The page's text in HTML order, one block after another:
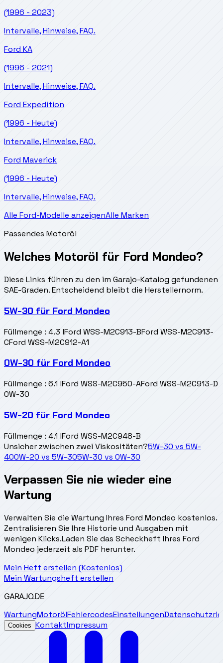
(1996 - 2023)
Intervalle, Hinweise, FAQ.
Ford KA
(1996 - 2021)
Intervalle, Hinweise, FAQ.
Ford Expedition
(1996 - Heute)
Intervalle, Hinweise, FAQ.
Ford Maverick
(1996 - Heute)
Intervalle, Hinweise, FAQ.
Alle Ford-Modelle anzeigenAlle Marken
Passendes Motoröl
Welches Motoröl für Ford Mondeo?
Diese Links führen zu den im Garajo-Katalog gefundenen
SAE-Graden. Entscheidend bleibt die Herstellernorm.
5W-30 für Ford Mondeo
Füllmenge : 4.3 lFord WSS-M2C913-BFord WSS-M2C913-
CFord WSS-M2C912-A1
0W-30 für Ford Mondeo
Füllmenge : 6.1 lFord WSS-M2C950-AFord WSS-M2C913-D
0W-30
5W-20 für Ford Mondeo
Füllmenge : 4.1 lFord WSS-M2C948-B
Unsicher zwischen zwei Viskositäten?5W-30 vs 5W-
400W-20 vs 5W-305W-30 vs 0W-30
Verpassen Sie nie wieder eine
Wartung
Verwalten Sie die Wartung Ihres Ford Mondeo kostenlos.
Zentralisieren Sie Ihre Historie und Ausgaben mit
wenigen Klicks.Laden Sie das Scheckheft Ihres Ford
Mondeo jederzeit als PDF herunter.
Mein Heft erstellen (Kostenlos)
Mein Wartungsheft erstellen
GARAJO.DE
WartungMotorölFehlercodesEinstellungen
Cookies KontaktImpressum